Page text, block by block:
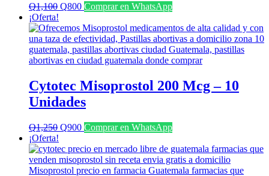
Q1,100 El
original
era:
Q1,100.
Q800El
actual
es:
Q800.
Comprar en WhatsApp
¡Oferta!
Cytotec Misoprostol 200 Mcg – 10
Unidades
Q1,250 El
original
era:
Q1,250.
Q900El
actual
es:
Q900.
Comprar en WhatsApp
¡Oferta!